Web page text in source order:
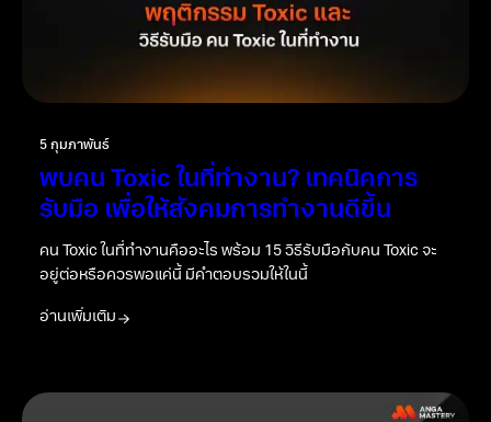
5 กุมภาพันธ์
พบคน Toxic ในที่ทำงาน? เทคนิคการ
รับมือ เพื่อให้สังคมการทำงานดีขึ้น
คน Toxic ในที่ทำงานคืออะไร พร้อม 15 วิธีรับมือกับคน Toxic จะ
อยู่ต่อหรือควรพอแค่นี้ มีคำตอบรวมให้ในนี้
อ่านเพิ่มเติม